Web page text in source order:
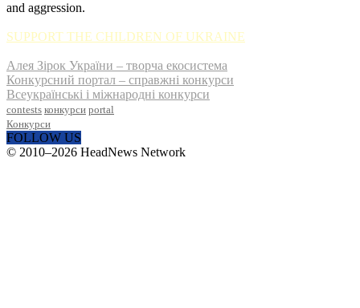
and aggression.
SUPPORT THE CHILDREN OF UKRAINE
Алея Зірок України – творча екосистема
Конкурсний портал – справжні конкурси
Всеукраїнські і міжнародні конкурси
contests конкурси portal
Конкурси
FOLLOW US
© 2010–2026 HeadNews Network